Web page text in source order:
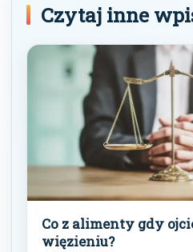
Czytaj inne
Co z alimenty gdy
więzieniu?